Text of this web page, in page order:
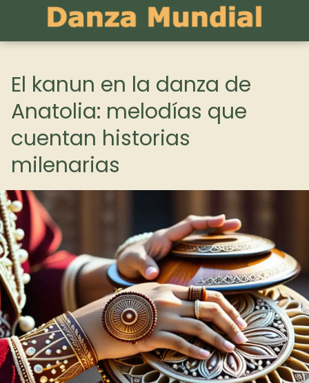
El kanun en la danza de
Anatolia: melodías que
cuentan historias
milenarias